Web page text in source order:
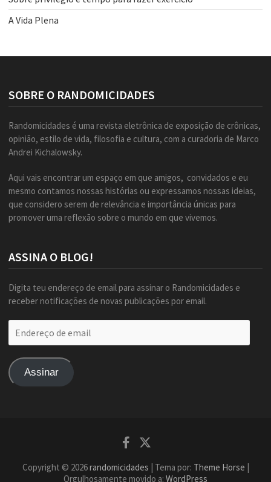
A Vida Plena
SOBRE O RANDOMICIDADES
Randomicidades é uma revista eletrônica de exposição de crônicas,
opinião, estilo de vida, filosofia e cultura, com a curadoria de Marco
Andrei Kichalowsky.
Aqui vais encontrar um espaço em que amigos, convidados e eu
mesmo contamos nossas histórias ou expressamos nossas ideias,
que considero serem de relevância e importância únicas para
promover uma reflexão sobre o mundo em que vivemos.
ASSINA O BLOG!
Digita teu endereço de email para assinar o Randomicidades e
receber notificações de novas publicações por email.
de
Assinar
Facebook
Copyright © 2026randomicidades | Tema por: Theme Horse
Orgulhosamente movido a: WordPress